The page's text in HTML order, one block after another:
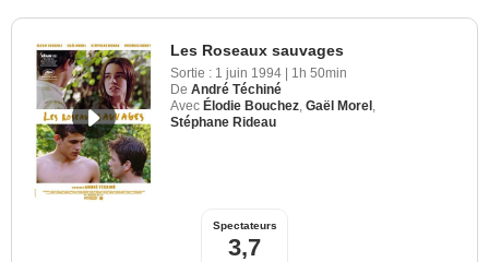
Les Roseaux sauvages
Sortie : 1 juin 1994 | 1h 50min
De André Téchiné
Avec Élodie Bouchez Gaël Morel
Stéphane Rideau
Spectateurs
3,7